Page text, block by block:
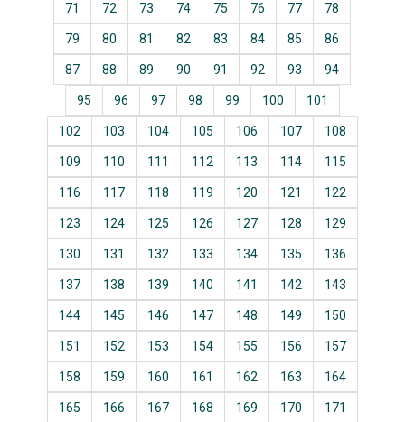
71 72 73 74 75 76 77 78
79 80 81 82 83 84 85 86
87 88 89 90 91 92 93 94
95 96 97 98 99 100 101
102 103 104 105 106 107 108
109 110 111 112 113 114 115
116 117 118 119 120 121 122
123 124 125 126 127 128 129
130 131 132 133 134 135 136
137 138 139 140 141 142 143
144 145 146 147 148 149 150
151 152 153 154 155 156 157
158 159 160 161 162 163 164
165 166 167 168 169 170 171